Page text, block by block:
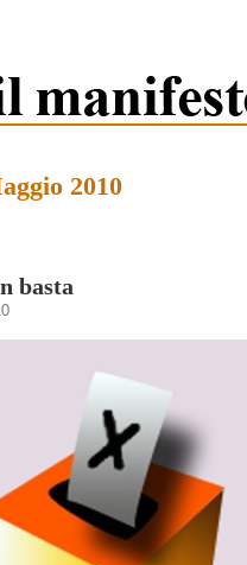
2010
basta